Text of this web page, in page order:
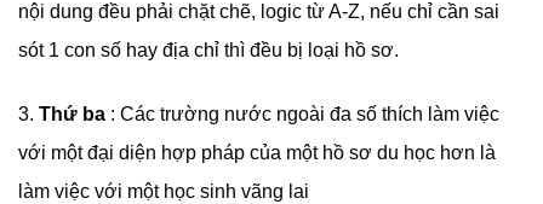
nội dung đều phải chặt chẽ, logic từ A-Z, nếu chỉ cần sai
sót 1 con số hay địa chỉ thì đều bị loại hồ sơ.
3. Thứ ba : Các trường nước ngoài đa số thích làm việc
với một đại diện hợp pháp của một hồ sơ du học hơn là
làm việc với một học sinh vãng lai